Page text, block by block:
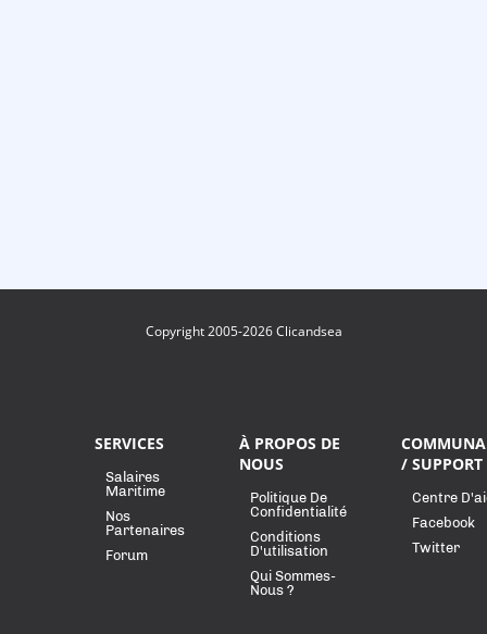
Copyright 2005-2026 Clicandsea
SERVICES
Salaires
Maritime
Nos
Partenaires
Forum
À PROPOS DE
NOUS
Politique De
Confidentialité
Conditions
D'utilisation
Qui Sommes-
Nous ?
/ SUPPORT
Centre
Facebook
Twitter